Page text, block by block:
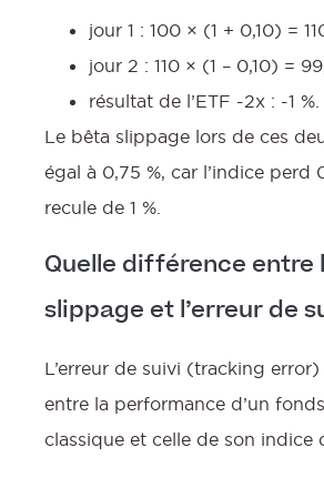
jour 1 : 100 × (1 + 0,10) =
jour 2 : 110 × (1 – 0,10) =
résultat de l’ETF -2x : -1 %.
Le bêta slippage lors de ces
égal à 0,75 %, car l’indice perd
recule de 1 %.
Quelle différence entre
slippage et l’erreur de
L’erreur de suivi (tracking error)
entre la performance d’un
classique et celle de son indice